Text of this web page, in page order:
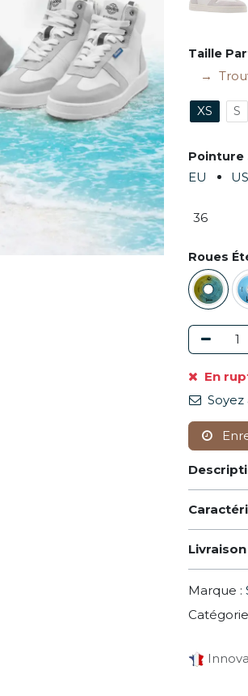
Taille
XS S
Pointure
EU
Roues
En
Livraison
Marque :